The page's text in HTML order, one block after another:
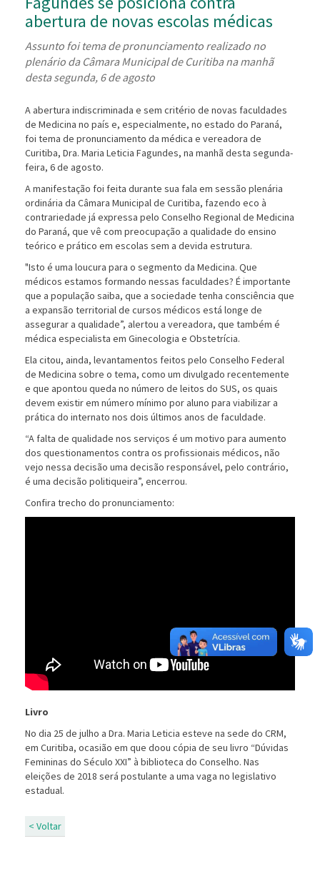
abertura de novas escolas médicas
Assunto foi tema de pronunciamento realizado no
plenário da Câmara Municipal de Curitiba na manh
desta segunda, 6 de agosto
A abertura indiscriminada e sem critério de novas faculdades
de Medicina no país e, especialmente, no estado do Paraná,
foi tema de pronunciamento da médica e vereadora de
Curitiba, Dra. Maria Leticia Fagundes, na manhã desta segunda-
feira, 6 de agosto.
A manifestação foi feita durante sua fala em sessão plenária
ordinária da Câmara Municipal de Curitiba, fazendo eco à
contrariedade já expressa pelo Conselho Regional de Medicina
do Paraná, que vê com preocupação a qualidade do ensino
teórico e prático em escolas sem a devida estrutura.
"Isto é uma loucura para o segmento da Medicina. Que
médicos estamos formando nessas faculdades? É importante
que a população saiba, que a sociedade tenha consciência que
a expansão territorial de cursos médicos está longe de
assegurar a qualidade”, alertou a vereadora, que também é
médica especialista em Ginecologia e Obstetrícia.
Ela citou, ainda, levantamentos feitos pelo Conselho Federal
de Medicina sobre o tema, como um divulgado recentemente
e que apontou queda no número de leitos do SUS, os quais
devem existir em número mínimo por aluno para viabilizar a
prática do internato nos dois últimos anos de faculdade.
“A falta de qualidade nos serviços é um motivo para aumento
dos questionamentos contra os profissionais médicos, não
vejo nessa decisão uma decisão responsável, pelo contrário,
é uma decisão politiqueira”, encerrou.
Confira trecho do pronunciamento:
Livro
No dia 25 de julho a Dra. Maria Leticia esteve na sede do CRM,
em Curitiba, ocasião em que doou cópia de seu livro “Dúvidas
Femininas do Século XXI” à biblioteca do Conselho. Nas
eleições de 2018 será postulante a uma vaga no legislativo
estadual.
< Voltar